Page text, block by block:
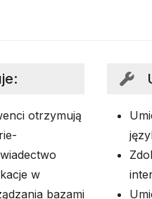
:
otrzymują
w
bazami